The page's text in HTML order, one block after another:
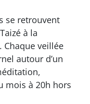
se retrouvent
à la
Chaque veillée
autour d’un
mois à 20h hors